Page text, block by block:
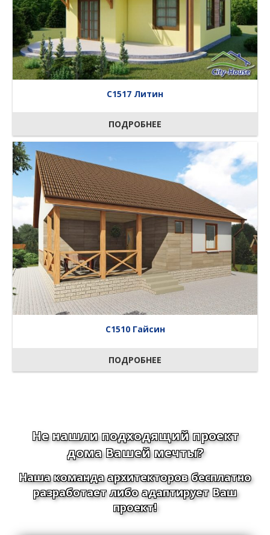
C1517 Литин
ПОДРОБНЕЕ
C1510 Гайсин
ПОДРОБНЕЕ
Не нашли подходящий проект
дома Вашей мечты?
Наша команда архитекторов бесплатно
разработает либо адаптирует Ваш
проект!